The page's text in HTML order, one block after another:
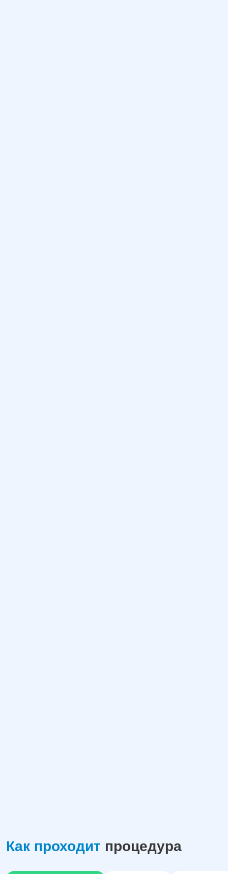
Как проходит процедура